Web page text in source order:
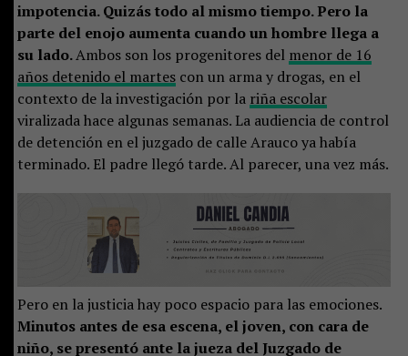
impotencia. Quizás todo al mismo tiempo. Pero la
parte del enojo aumenta cuando un hombre llega a
su lado.Ambos son los progenitores del menor de 16
años detenido el martescon un arma y drogas, en el
contexto de la investigación por la riña escolar
viralizada hace algunas semanas. La audiencia de control
de detención en el juzgado de calle Arauco ya había
terminado. El padre llegó tarde. Al parecer, una vez más.
Pero en la justicia hay poco espacio para las emociones.
Minutos antes de esa escena, el joven, con cara de
niño, se presentó ante la jueza del Juzgado de